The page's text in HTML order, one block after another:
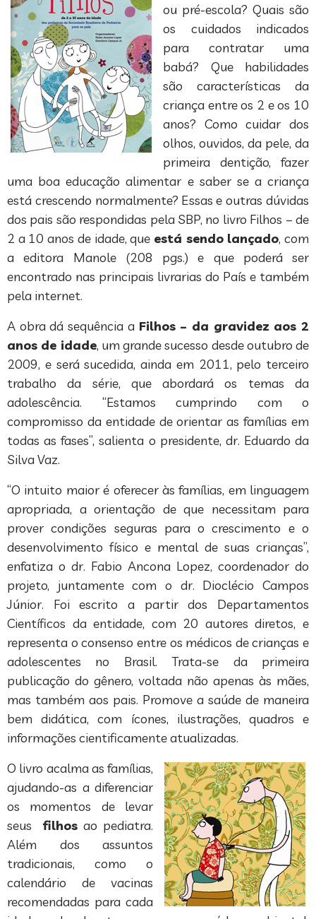
ou pré-escola? Quais são
os cuidados indicados
para contratar uma
babá? Que habilidades
são características da
criança entre os 2 e os 10
anos? Como cuidar dos
olhos, ouvidos, da pele, da
primeira dentição, fazer
uma boa educação alimentar e saber se a criança
está crescendo normalmente? Essas e outras dúvidas
dos pais são respondidas pela SBP, no livro Filhos – de
2 a 10 anos de idade, que está sendo lançado, com
a editora Manole (208 pgs.) e que poderá ser
encontrado nas principais livrarias do País e também
pela internet.
A obra dá sequência a Filhos – da gravidez aos 2
anos de idade, um grande sucesso desde outubro de
2009, e será sucedida, ainda em 2011, pelo terceiro
trabalho da série, que abordará os temas da
adolescência. “Estamos cumprindo com o
compromisso da entidade de orientar as famílias em
todas as fases”, salienta o presidente, dr. Eduardo da
Silva Vaz.
“O intuito maior é oferecer às famílias, em linguagem
apropriada, a orientação de que necessitam para
prover condições seguras para o crescimento e o
desenvolvimento físico e mental de suas crianças”,
enfatiza o dr. Fabio Ancona Lopez, coordenador do
projeto, juntamente com o dr. Dioclécio Campos
Júnior. Foi escrito a partir dos Departamentos
Científicos da entidade, com 20 autores diretos, e
representa o consenso entre os médicos de crianças e
adolescentes no Brasil. Trata-se da primeira
publicação do gênero, voltada não apenas às mães,
mas também aos pais. Promove a saúde de maneira
bem didática, com ícones, ilustrações, quadros e
informações cientificamente atualizadas.
O livro acalma as famílias,
ajudando-as a diferenciar
os momentos de levar
seusfilhos ao pediatra.
Além dos assuntos
tradicionais, como o
calendário de vacinas
recomendadas para cada